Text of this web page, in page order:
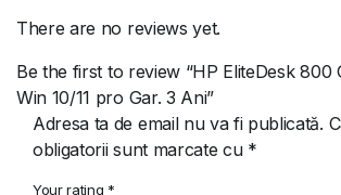
There are no reviews yet.
Be the first to review “HP EliteDesk 800
Win 10/11 pro Gar. 3 Ani”
Adresa ta de email nu va fi publicată.
obligatorii sunt marcate cu *
Your rating *